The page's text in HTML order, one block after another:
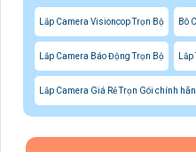
Lắp Camera Visioncop Trọn Bộ Bô
Lắp Camera Báo Động Trọn Bộ
Lắp Camera Giá Rẻ Trọn Gói chính